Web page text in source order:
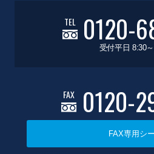
TEL 0120-
受付平日 8:30
FAX 0120-
FAX専用シ